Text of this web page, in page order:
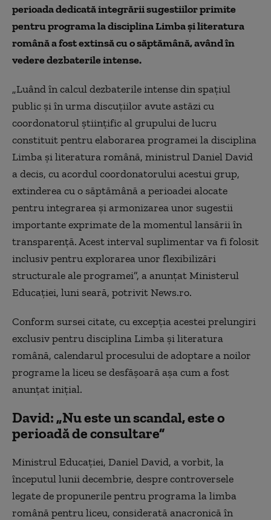
perioada dedicată integrării sugestiilor primite
pentru programa la disciplina Limba şi literatura
română a fost extinsă cu o săptămână, având în
vedere dezbaterile intense.
„Luând în calcul dezbaterile intense din spaţiul
public şi în urma discuţiilor avute astăzi cu
coordonatorul ştiinţific al grupului de lucru
constituit pentru elaborarea programei la disciplina
Limba şi literatura română, ministrul Daniel David
a decis, cu acordul coordonatorului acestui grup,
extinderea cu o săptămână a perioadei alocate
pentru integrarea şi armonizarea unor sugestii
importante exprimate de la momentul lansării în
transparenţă. Acest interval suplimentar va fi folosit
inclusiv pentru explorarea unor flexibilizări
structurale ale programei”, a anunţat Ministerul
Educaţiei, luni seară, potrivit News.ro.
Conform sursei citate, cu excepţia acestei prelungiri
exclusiv pentru disciplina Limba şi literatura
română, calendarul procesului de adoptare a noilor
programe la liceu se desfăşoară aşa cum a fost
anunţat iniţial.
David: „Nu este un scandal, este o
perioadă de consultare”
Ministrul Educaţiei, Daniel David, a vorbit, la
începutul lunii decembrie, despre controversele
legate de propunerile pentru programa la limba
română pentru liceu, considerată anacronică în